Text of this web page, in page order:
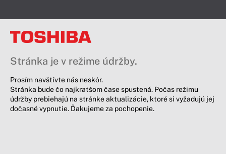
Stránka je v režime údržby.
Prosím navštívte nás neskôr.
Stránka bude čo najkratšom čase spustená. Počas režimu
údržby prebiehajú na stránke aktualizácie, ktoré si vyžadujú jej
dočasné vypnutie. Ďakujeme za pochopenie.